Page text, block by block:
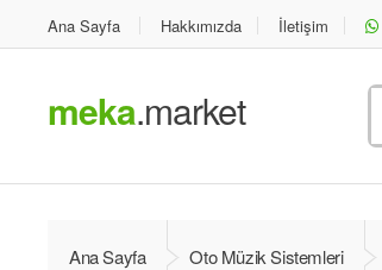
Ana Sayfa Hakkımızda İletişim
meka.market
Ana Sayfa Oto Müzik Sistemleri